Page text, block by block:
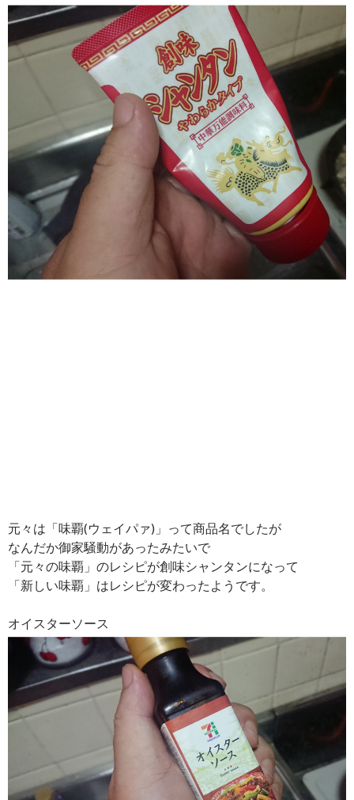
元々は「味覇(ウェイパァ)」って商品名でしたが
なんだか御家騒動があったみたいで
「元々の味覇」のレシピが創味シャンタンになって
「新しい味覇」はレシピが変わったようです。
オイスターソース